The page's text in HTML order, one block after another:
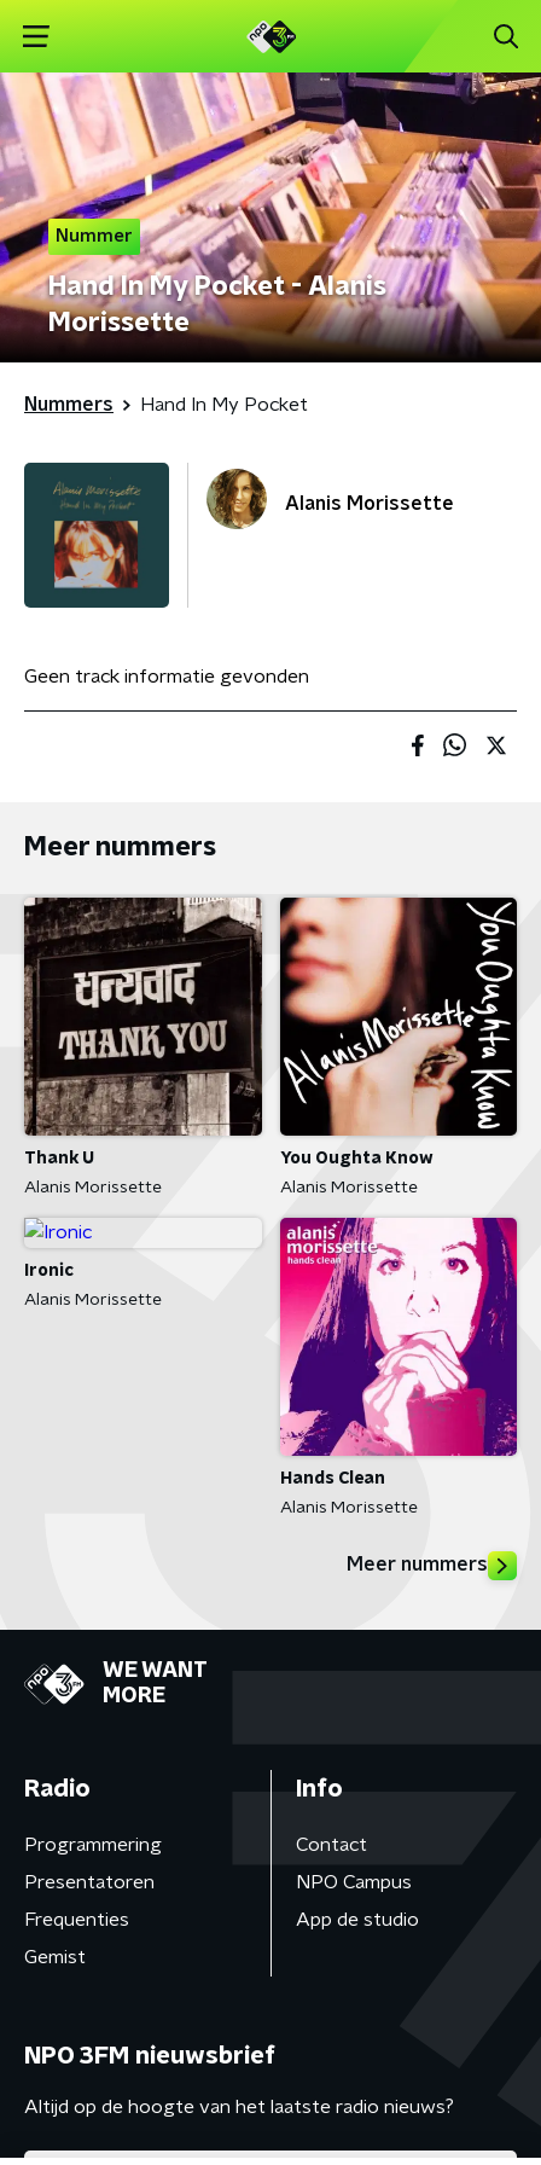
Nummer
Hand In My Pocket - Alanis
Morissette
Nummers Hand In My Pocket
Alanis Morissette
Geen track informatie gevonden
Meer nummers
Thank U
Alanis Morissette
You Oughta Know
Alanis Morissette
Ironic
Alanis Morissette
Hands Clean
Alanis Morissette
Meer nummers
WE WANT
MORE
Radio
Programmering
Presentatoren
Frequenties
Gemist
Info
Contact
NPO Campus
App de studio
NPO 3FM nieuwsbrief
Altijd op de hoogte van het laatste radio nieuws?